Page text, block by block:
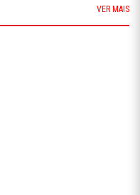
VER MAIS